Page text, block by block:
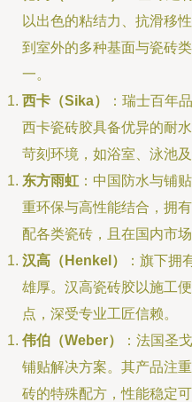
以出色的粘结力、抗滑移
到室外的多种基面与瓷砖
一。
西卡（Sika）
：瑞士百年
西卡瓷砖胶具备优异的耐
苛刻环境，如浴室、泳池及
东方雨虹 ：中国防水与铺
重环保与高性能结合，拥
配各类瓷砖，且在国内市
汉高（Henkel）
：旗下拥
雄厚。汉高瓷砖胶以施工
点，深受专业工匠信赖。
伟伯（Weber）
：法国圣
铺贴解决方案。其产品注
砖的特殊配方，性能稳定可